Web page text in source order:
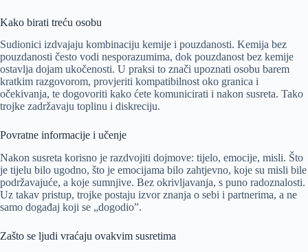
Kako birati treću osobu
Sudionici izdvajaju kombinaciju kemije i pouzdanosti. Kemija bez
pouzdanosti često vodi nesporazumima, dok pouzdanost bez kemije
ostavlja dojam ukočenosti. U praksi to znači upoznati osobu barem
kratkim razgovorom, provjeriti kompatibilnost oko granica i
očekivanja, te dogovoriti kako ćete komunicirati i nakon susreta. Tako
trojke zadržavaju toplinu i diskreciju.
Povratne informacije i učenje
Nakon susreta korisno je razdvojiti dojmove: tijelo, emocije, misli. Što
je tijelu bilo ugodno, što je emocijama bilo zahtjevno, koje su misli bile
podržavajuće, a koje sumnjive. Bez okrivljavanja, s puno radoznalosti.
Uz takav pristup, trojke postaju izvor znanja o sebi i partnerima, a ne
samo događaj koji se „dogodio”.
Zašto se ljudi vraćaju ovakvim susretima